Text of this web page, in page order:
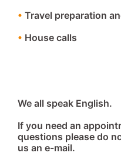
• Travel preparation
• House calls
We all speak English.
If you need an
questions please do
us an e-mail.